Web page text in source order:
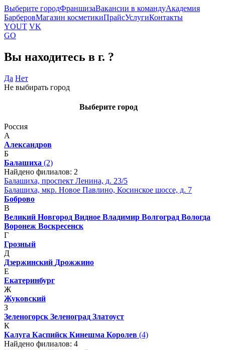
Выберите городФраншизаВакансии в командуАкадемия
БарберовМагазин косметикиПрайсУслугиКонтакты
YOUT VK
GO
Вы находитесь в г. ?
Да Нет
Не выбирать город
Выберите город
Россия
А
Александров
Б
Балашиха (2)
Найдено филиалов: 2
Балашиха, проспект Ленина, д. 23/5
Балашиха, мкр. Новое Павлино, Косинское шоссе, д. 7
Боброво
В
Великий Новгород Видное Владимир Волгоград Вологда
Воронеж Воскресенск
Г
Грозный
Д
Дзержинский Дрожжино
Е
Екатеринбург
Ж
Жуковский
З
Зеленогорск Зеленоград Златоуст
К
Калуга Каспийск Кинешма Королев (4)
Найдено филиалов: 4